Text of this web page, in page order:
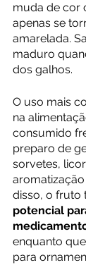
muda de cor
apenas se
amarelada.
maduro
dos galhos.
O uso mais
na
consumido
preparo de
sorvetes,
disso, o fruto
potencial
enquanto
para